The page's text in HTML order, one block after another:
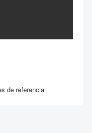
de referencia